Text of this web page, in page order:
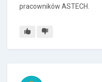
pracowników ASTECH.